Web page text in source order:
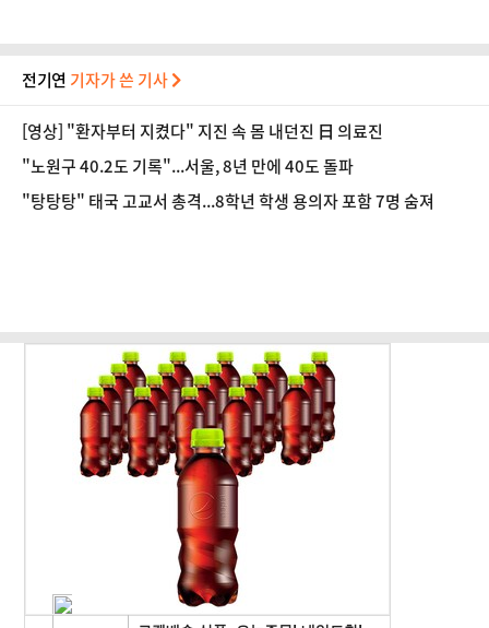
전기연 기자가 쓴 기사
[영상] "환자부터 지켰다" 지진 속 몸 내던진 日 의료진
"노원구 40.2도 기록"...서울, 8년 만에 40도 돌파
"탕탕탕" 태국 고교서 총격...8학년 학생 용의자 포함 7명 숨져